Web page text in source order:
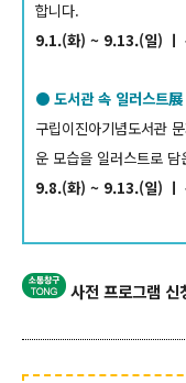
합니다.
9.1.(화) ~ 9.13.(일) ㅣ
● 도서관 속 일러스트展
구립이진아기념도서관
운 모습을 일러스트로
9.8.(화) ~ 9.13.(일) ㅣ
사전 프로그램 신